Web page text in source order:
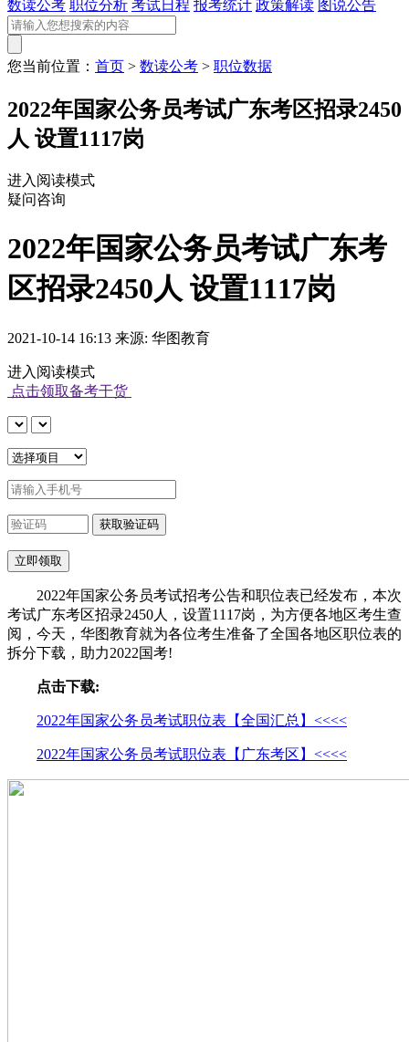
数读公考 职位分析 考试日程 报考统计 政策解读 图说公告
您当前位置： 首页 > 数读公考 > 职位数据
2022年国家公务员考试广东考区招录2450
人 设置1117岗
进入阅读模式
疑问咨询
2022年国家公务员考试广东考
区招录2450人 设置1117岗
2021-10-14 16:13 来源: 华图教育
进入阅读模式
点击领取备考干货
2022年国家公务员考试招考公告和职位表已经发布，本次
考试广东考区招录2450人，设置1117岗，为方便各地区考生查
阅，今天，华图教育就为各位考生准备了全国各地区职位表的
拆分下载，助力2022国考!
点击下载:
2022年国家公务员考试职位表【全国汇总】<<<<
2022年国家公务员考试职位表【广东考区】<<<<